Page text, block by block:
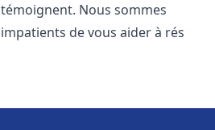
témoignent. Nous sommes
impatients de vous aider à rés